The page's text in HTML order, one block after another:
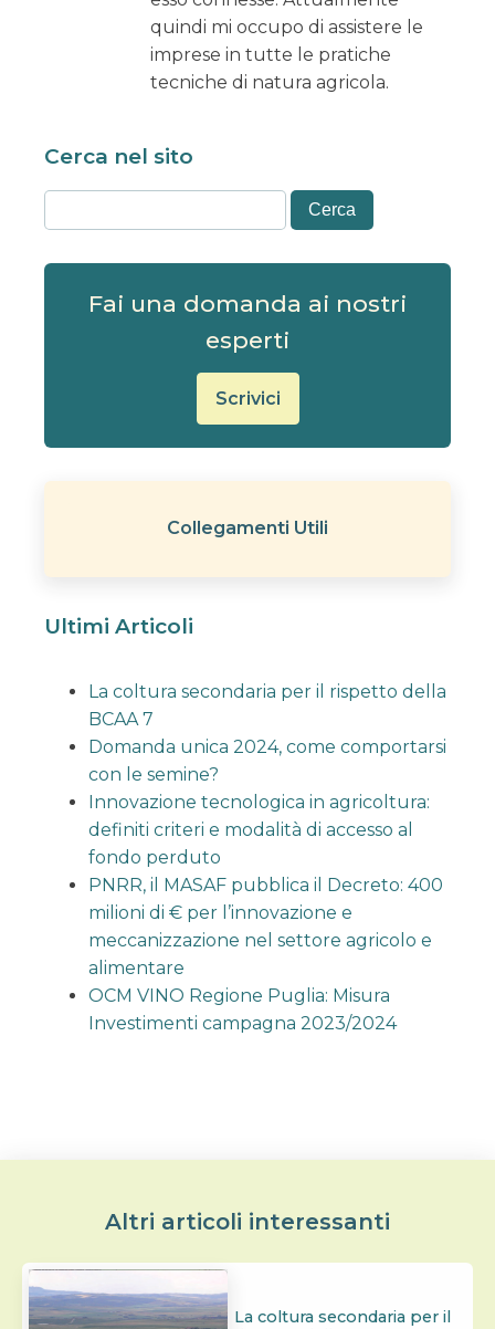
quindi mi occupo di assistere le
imprese in tutte le pratiche
tecniche di natura agricola.
Cerca nel sito
Fai una domanda ai nostri
esperti
Scrivici
Collegamenti Utili
Ultimi Articoli
La coltura secondaria per il rispetto della
BCAA 7
Domanda unica 2024, come comportarsi
con le semine?
Innovazione tecnologica in agricoltura:
definiti criteri e modalità di accesso al
fondo perduto
PNRR, il MASAF pubblica il Decreto: 400
milioni di € per l’innovazione e
meccanizzazione nel settore agricolo e
alimentare
OCM VINO Regione Puglia: Misura
Investimenti campagna 2023/2024
Altri articoli interessanti
La coltura secondaria per il